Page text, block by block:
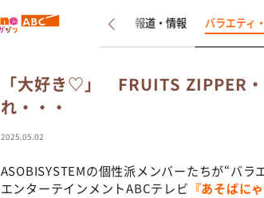
新着 インタビュー 報道・情報 バラエティ
「大好き♡」 FRUITS ZIPPER
れ・・・
2025.05.02
ASOBISYSTEMの個性派メンバーたちが“バ
エンターテインメントABCテレビ 『あそばに